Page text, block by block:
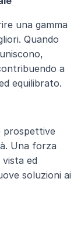
una gamma
Quando
a
equilibrato.
prospettive
Una forza
ed
soluzioni ai